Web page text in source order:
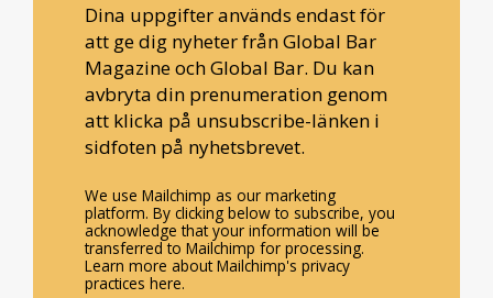
Dina uppgifter används endast för
att ge dig nyheter från Global Bar
Magazine och Global Bar. Du kan
avbryta din prenumeration genom
att klicka på unsubscribe-länken i
sidfoten på nyhetsbrevet.
We use Mailchimp as our marketing
platform. By clicking below to subscribe, you
acknowledge that your information will be
transferred to Mailchimp for processing.
Learn more about Mailchimp's privacy
practices here.